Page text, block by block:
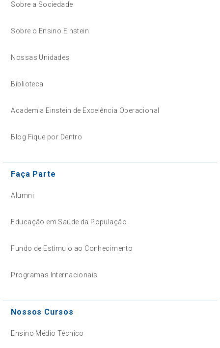
Sobre a Sociedade
Sobre o Ensino Einstein
Nossas Unidades
Biblioteca
Academia Einstein de Excelência Operacional
Blog Fique por Dentro
Faça Parte
Alumni
Educação em Saúde da População
Fundo de Estímulo ao Conhecimento
Programas Internacionais
Nossos Cursos
Ensino Médio Técnico